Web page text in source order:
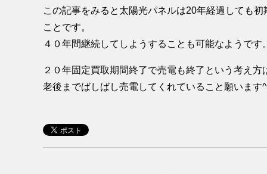
この記事をみると太陽光パネルは20年経過しても
ことです。
４０年間継続してしようすることも可能なようです
２０年固定買取期間終了で売電も終了という考え
老後までばしばし売電してくれていること願います